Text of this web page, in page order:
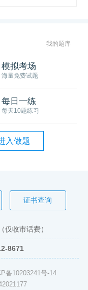
我的题库
模拟考场
海量免费试题
每日一练
每天10题练习
入做题
证书查询
（仅收市话费）
8671
备10203241号-14